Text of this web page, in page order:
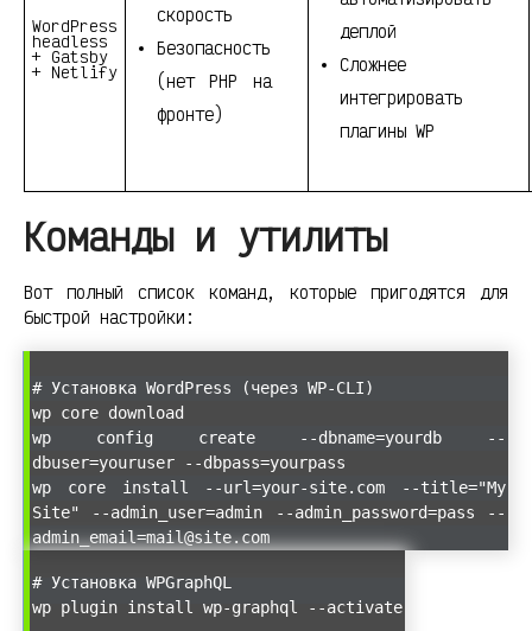
WordPress
headless
+ Gatsby
+ Netlify
скорость
Безопасность
(нет PHP на
фронте)
деплой
Сложнее
интегрировать
плагины WP
Команды и утилиты
Вот полный список команд, которые пригодятся для
быстрой настройки:
# Установка WordPress (через WP-CLI)
wp core download
wp config create --dbname=yourdb --
dbuser=youruser --dbpass=yourpass
wp core install --url=your-site.com --title="My
Site" --admin_user=admin --admin_password=pass --
admin_email=mail@site.com
# Установка WPGraphQL
wp plugin install wp-graphql --activate